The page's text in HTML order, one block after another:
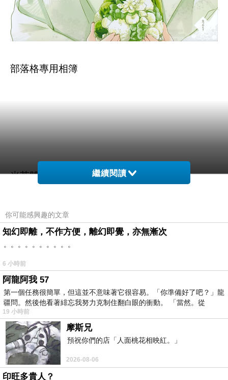
部落格專用相簿
光芒雙生的羽翼
是極其甜美般的負荷
人總是愚鈍貪痴
歌幻劇場的魅影
是不存在者的呼喊
空蕩的音階來回旋上
只活在己方的想像
模糊了夢與模樣
繼續閱讀
你可能感興趣的文章
知幻即離，不作方便，離幻即覺，亦無漸次
。。。。。。。。。。
6 小時前
阿龍阿我 57
第一個任務很簡單，但這並不意味著它很容易。「你準備好了吧？」龍
疆問。然後他看著緋忘我努力克制住翻白眼的衝動。 「當然。從
19 小時前
摩斯兄
預祝你們的店「人面桃花相映紅。」
2026-08-06
印旺多貴人？